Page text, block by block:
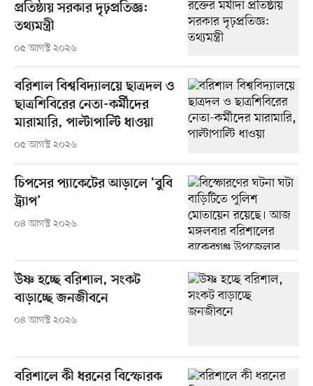
প্রতিষ্ঠায় সরকার দৃঢ়প্রতিজ্ঞ:
তথ্যমন্ত্রী
০৫ আগস্ট ২০২৬
বরিশাল বিশ্ববিদ্যালয়ে ছাত্রদল ও
ছাত্রশিবিরের নেতা-কর্মীদের
মারামারি, পাল্টাপাল্টি ধাওয়া
০৫ আগস্ট ২০২৬
চিপসের প্যাকেটের আড়ালে ‘বুবি
ট্র্যাপ’
০৪ আগস্ট ২০২৬
উষ্ণ হচ্ছে বরিশাল, সংকট
বাড়াচ্ছে জনজীবনে
০৪ আগস্ট ২০২৬
বরিশালে কী ধরনের বিস্ফোরক